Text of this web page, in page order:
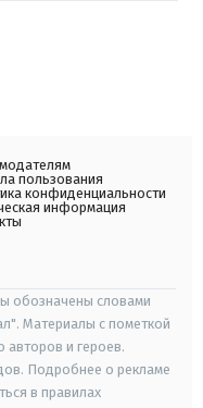
пользования
конфиденциальности
информация
обозначены словами
Материалы с пометкой
и героев.
Подробнее о рекламе
в правилах